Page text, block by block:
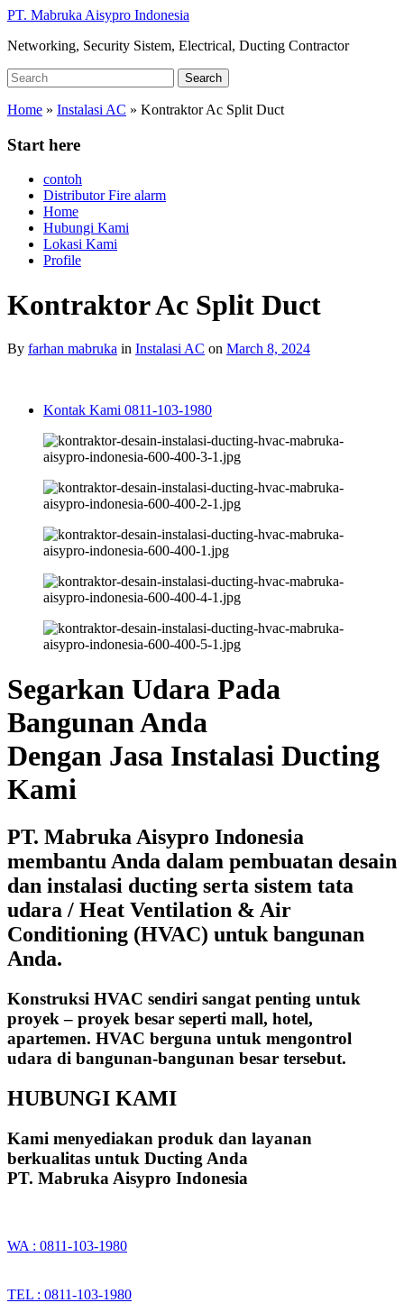
Skip
main
PT. Mabruka Aisypro Indonesia
Networking, Security Sistem, Electrical, Ducting Contractor
Search
for:
Search
Home » Instalasi AC » Kontraktor Ac Split Duct
Start here
contoh
Distributor Fire alarm
Home
Hubungi Kami
Lokasi Kami
Profile
Kontraktor Ac Split Duct
By farhan mabruka in Instalasi AC on March 8, 2024
Kontak Kami 0811-103-1980
Segarkan Udara Pada
Bangunan Anda
Dengan Jasa Instalasi Ducting
Kami
PT. Mabruka Aisypro Indonesia
membantu Anda dalam pembuatan desain
dan instalasi ducting serta sistem tata
udara / Heat Ventilation & Air
Conditioning (HVAC) untuk bangunan
Anda.
Konstruksi HVAC sendiri sangat penting untuk
proyek – proyek besar seperti mall, hotel,
apartemen. HVAC berguna untuk mengontrol
udara di bangunan-bangunan besar tersebut.
HUBUNGI KAMI
Kami menyediakan produk dan layanan
berkualitas untuk Ducting Anda
PT. Mabruka Aisypro Indonesia
WA : 0811-103-1980
TEL : 0811-103-1980